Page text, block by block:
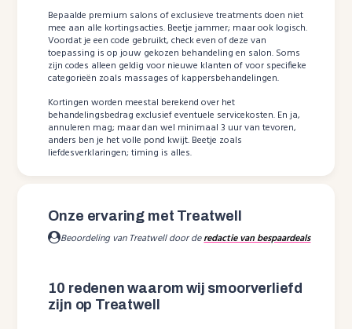
Bepaalde premium salons of exclusieve treatments doen niet
mee aan alle kortingsacties. Beetje jammer; maar ook logisch.
Voordat je een code gebruikt, check even of deze van
toepassing is op jouw gekozen behandeling en salon. Soms
zijn codes alleen geldig voor nieuwe klanten of voor specifieke
categorieën zoals massages of kappersbehandelingen.
Kortingen worden meestal berekend over het
behandelingsbedrag exclusief eventuele servicekosten. En ja,
annuleren mag; maar dan wel minimaal 3 uur van tevoren,
anders ben je het volle pond kwijt. Beetje zoals
liefdesverklaringen; timing is alles.
Onze ervaring met Treatwell
Beoordeling van Treatwell door deredactie van bespaardeals
10 redenen waarom wij smoorverliefd
zijn op Treatwell